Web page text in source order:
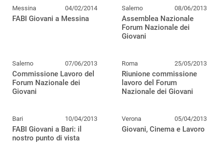
Messina 04/02/2014
FABI Giovani a Messina
Salerno 08/06/2013
Assemblea Nazionale
Forum Nazionale dei
Giovani
Salerno 07/06/2013
Commissione Lavoro del
Forum Nazionale dei
Giovani
Roma 25/05/2013
Riunione commissione
lavoro del Forum
Nazionale dei Giovani
Bari 10/04/2013
FABI Giovani a Bari: il
nostro punto di vista
Verona 05/04/2013
Giovani, Cinema e Lavoro